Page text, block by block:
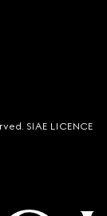
SIAE LICENCE